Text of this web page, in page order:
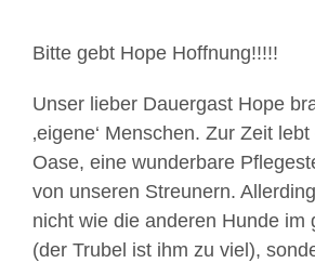
Bitte gebt Hope Hoffnung!!!!!
Unser lieber Dauergast Hope
‚eigene‘ Menschen. Zur Zeit
Oase, eine wunderbare
von unseren Streunern.
nicht wie die anderen Hunde im
(der Trubel ist ihm zu viel),